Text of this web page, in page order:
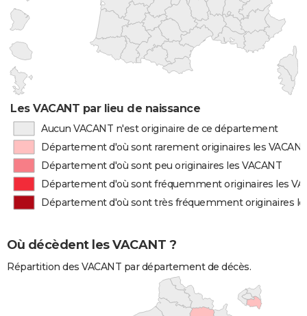
Les VACANT par lieu de naissance
Aucun VACANT n'est originaire de ce département
Département d'où sont rarement originaires les
Département d'où sont peu originaires les VACANT
Département d'où sont fréquemment originaires les
Département d'où sont très fréquemment originaires
Où décèdent les VACANT ?
Répartition des VACANT par département de décès.